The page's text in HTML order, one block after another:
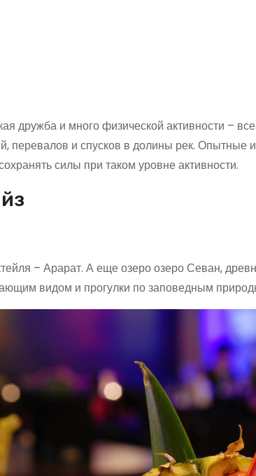
дружба и много физической активности –
перевалов и спусков в долины рек. Опытные
силы при таком уровне активности.
– Арарат. А еще озеро озеро Севан,
видом и прогулки по заповедным